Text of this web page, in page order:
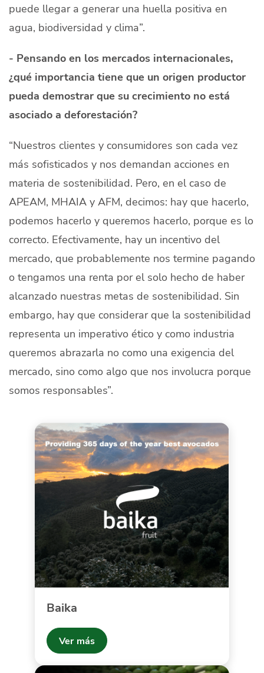
puede llegar a generar una huella positiva en
agua, biodiversidad y clima”.
- Pensando en los mercados internacionales,
¿qué importancia tiene que un origen productor
pueda demostrar que su crecimiento no está
asociado a deforestación?
“Nuestros clientes y consumidores son cada vez
más sofisticados y nos demandan acciones en
materia de sostenibilidad. Pero, en el caso de
APEAM, MHAIA y AFM, decimos: hay que hacerlo,
podemos hacerlo y queremos hacerlo, porque es lo
correcto. Efectivamente, hay un incentivo del
mercado, que probablemente nos termine pagando
o tengamos una renta por el solo hecho de haber
alcanzado nuestras metas de sostenibilidad. Sin
embargo, hay que considerar que la sostenibilidad
representa un imperativo ético y como industria
queremos abrazarla no como una exigencia del
mercado, sino como algo que nos involucra porque
somos responsables”.
Baika
Ver más